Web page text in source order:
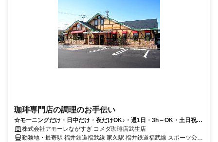
珈琲専門店の調理のお手伝い
☆モーニングだけ・日中だけ・夜だけOK♪・週1日・3h～OK・土日祝時
給1190円
株式会社アモーレながすぎ コメダ珈琲店武生店
勤務地・最寄駅 福井鉄道福武線 家久駅 福井鉄道福武線 スポーツ公園